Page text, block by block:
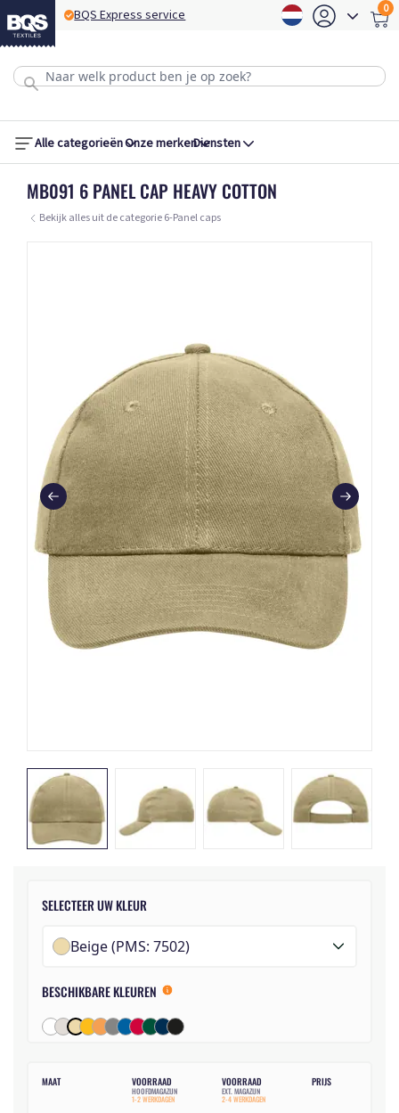
BQS Express service 0
Alle categorieënOnze merkenDiensten
MB091 6 PANEL CAP HEAVY COTTON
Bekijk alles uit de categorie 6-Panel caps
SELECTEER UW KLEUR
Beige (PMS: 7502)
BESCHIKBARE KLEUREN
MAAT VOORRAAD
HOOFDMAGAZIJN
1-2 WERKDAGEN
VOORRAAD
EXT. MAGAZIJN
2-4 WERKDAGEN
PRIJS